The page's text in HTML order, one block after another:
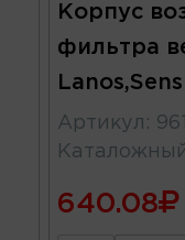
Корпус
фильтра
Артикул :
640.08